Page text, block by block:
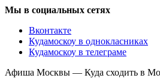
Мы в социальных сетях
Вконтакте
Кудамоскоу в однокласниках
Кудамоскоу в телеграме
Афиша Москвы — Куда сходить в